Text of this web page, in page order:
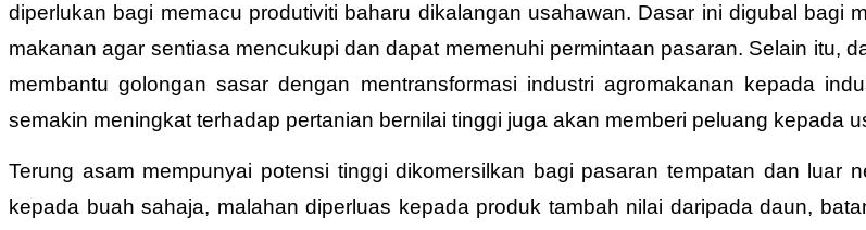
diperlukan bagi memacu produtiviti baharu dikalangan usahawan. Dasar ini digubal bagi
makanan agar sentiasa mencukupi dan dapat memenuhi permintaan pasaran. Selain itu,
membantu golongan sasar dengan mentransformasi industri agromakanan kepada
semakin meningkat terhadap pertanian bernilai tinggi juga akan memberi peluang kepada
Terung asam mempunyai potensi tinggi dikomersilkan bagi pasaran tempatan dan luar
kepada buah sahaja, malahan diperluas kepada produk tambah nilai daripada daun,